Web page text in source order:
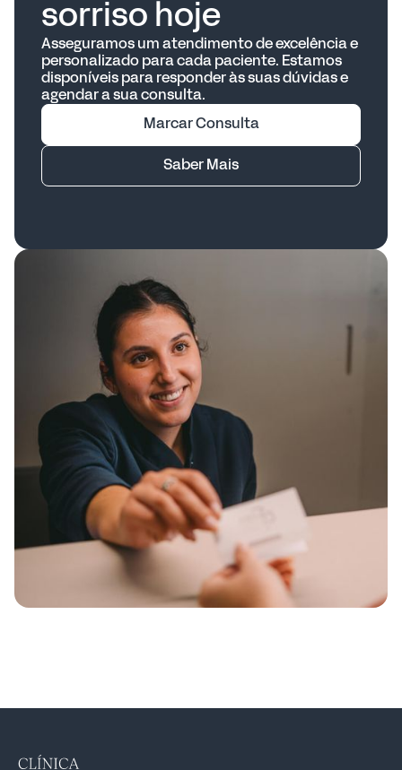
sorriso hoje
Asseguramos um atendimento de excelência e
personalizado para cada paciente. Estamos
disponíveis para responder às suas dúvidas e
agendar a sua consulta.
Marcar Consulta
Saber Mais